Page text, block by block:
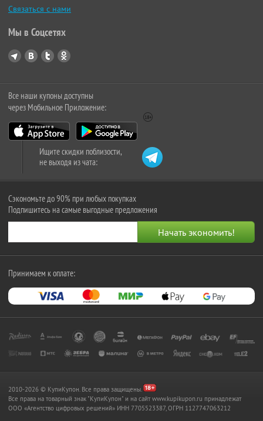
Связаться с нами
Мы в Соцсетях
Все наши купоны доступны
через Мобильное Приложение:
Ищите скидки поблизости,
не выходя из чата:
Сэкономьте до 90% при любых покупках
Подпишитесь на самые выгодные предложения
Принимаем к оплате:
2010-2026 © КупиКупон. Все права защищены.
Все права на товарный знак "КупиКупон" и на сайт www.kupikupon.ru принадлежат
OOO «Агентство цифровых решений» ИНН 7705523387, ОГРН 1127747063212